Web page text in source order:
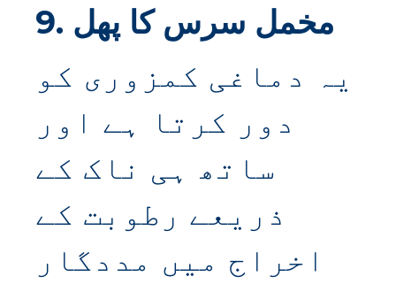
9. مخمل سرس کا پھل
یہ دماغی کمزوری کو
دور کرتا ہے اور
ساتھ ہی ناک کے
ذریعے رطوبت کے
اخراج میں مددگار